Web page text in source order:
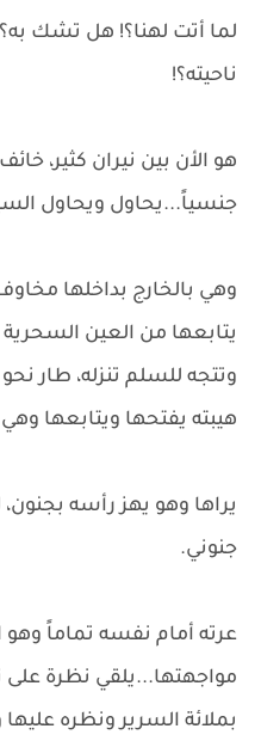
لما أتت لهنا؟! هل تشك
ناحيته؟!
هو الأن بين نيران كثير،
جنسياً...يحاول ويحاول
وهي بالخارج بداخلها
يتابعها من العين
وتتجه للسلم تنزله، طار
هيبته يفتحها ويتابعها
يراها وهو يهز رأسه
جنوني.
عرته أمام نفسه تماماً وهو
مواجهتها...يلقي نظرة
بملائة السرير ونظره